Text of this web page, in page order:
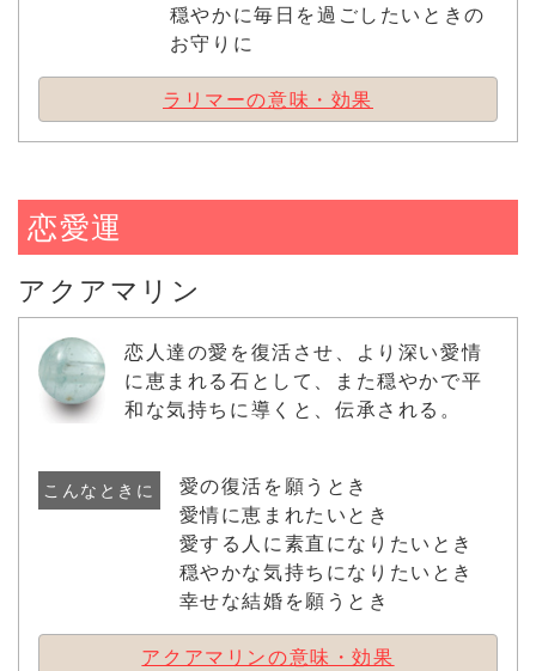
穏やかに毎日を過ごしたいときの
お守りに
ラリマーの意味・効果
恋愛運
アクアマリン
恋人達の愛を復活させ、より深い愛情
に恵まれる石として、また穏やかで平
和な気持ちに導くと、伝承される。
こんなときに
愛の復活を願うとき
愛情に恵まれたいとき
愛する人に素直になりたいとき
穏やかな気持ちになりたいとき
幸せな結婚を願うとき
アクアマリンの意味・効果